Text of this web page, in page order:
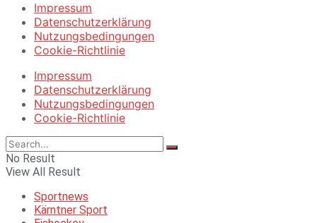
Impressum
Datenschutzerklärung
Nutzungsbedingungen
Cookie-Richtlinie
Impressum
Datenschutzerklärung
Nutzungsbedingungen
Cookie-Richtlinie
No Result
View All Result
Sportnews
Kärntner Sport